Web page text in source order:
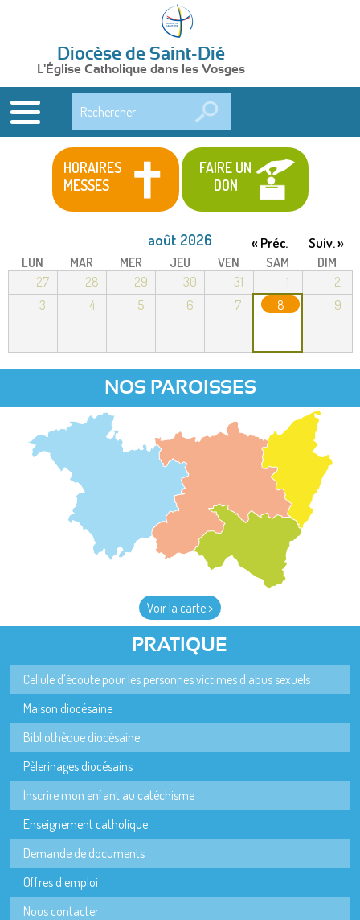
Diocèse de Saint-Dié
L'Église Catholique dans les Vosges
HORAIRES
MESSES
FAIRE UN
DON
août 2026 « Préc. Suiv. »
LUN MAR MER JEU VEN SAM
DIM
27
28 29 30 31 1
2
3
4 5 6 7 8 9
NOS PAROISSES
Voir la carte >
PRATIQUE
Cellule d'écoute pour les personnes victimes d'abus sexuels
Maison diocésaine
Bibliothèque diocésaine
Pèlerinages diocésains
Inscrire mon enfant au catéchisme
Enseignement catholique
Demande de documents
Offres d'emploi
Nous contacter